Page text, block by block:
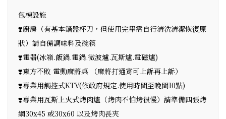
包棟設施
❣️廚房（有基本鍋盤杯刀，但使用完畢需自行清洗清潔恢復原
狀）請自備調味料及碗筷
❣️電器(冰箱.飯鍋.電鍋.微波爐.瓦斯爐.電磁爐)
❣️東方不敗 電動麻將桌 （麻將打通宵可上訴再上訴）
❣️專業用觸控式KTV(依政府規定.使用時間至晚間10點)
❣️專業用瓦斯上火式烤肉爐（烤肉不怕烤很慢）請準備四張烤
網30x45 或30x60 以及烤肉長夾